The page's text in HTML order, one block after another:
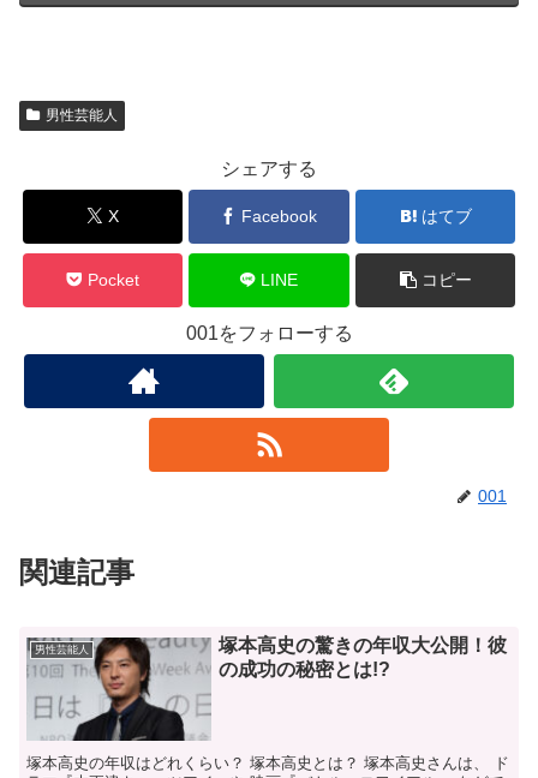
男性芸能人
シェアする
X Facebook はてブ
Pocket LINE コピー
001をフォローする
001
関連記事
男性芸能人
塚本高史の驚きの年収大公開！彼
の成功の秘密とは!?
塚本高史の年収はどれくらい？ 塚本高史とは？ 塚本高史さんは、 ド